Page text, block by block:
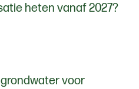
heten vanaf 2027?
voor